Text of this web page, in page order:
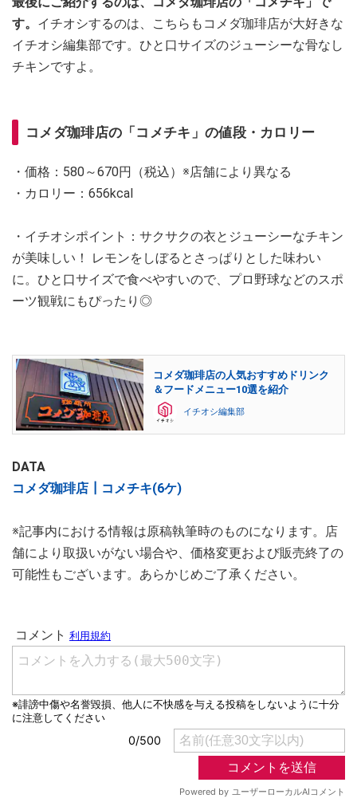
す。 イチオシするのは、こちらもコメダ珈琲店が大好きな
イチオシ編集部です。ひと口サイズのジューシーな骨なし
チキンですよ。
コメダ珈琲店の「コメチキ」の値段・カロリー
・価格：580～670円（税込）※店舗により異なる
・カロリー：656kcal
・イチオシポイント：サクサクの衣とジューシーなチキン
が美味しい！ レモンをしぼるとさっぱりとした味わい
に。ひと口サイズで食べやすいので、プロ野球などのスポ
ーツ観戦にもぴったり◎
コメダ珈琲店の人気おすすめドリンク
＆フードメニュー10選を紹介
イチオシ編集部
DATA
コメダ珈琲店┃コメチキ(6ケ)
※記事内における情報は原稿執筆時のものになります。店
舗により取扱いがない場合や、価格変更および販売終了の
可能性もございます。あらかじめご了承ください。